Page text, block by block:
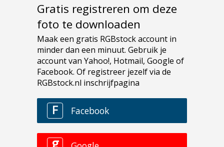
Gratis registreren om deze
foto te downloaden